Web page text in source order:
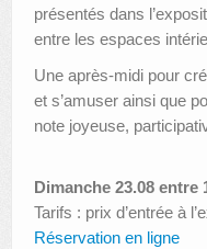
présentés dans
entre les espaces
Une après-midi pour
et s’amuser ainsi que
note joyeuse,
Dimanche 23.08 entre
Tarifs : prix d’entrée à
Réservation en ligne